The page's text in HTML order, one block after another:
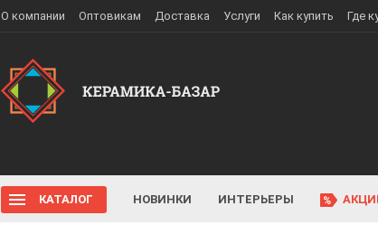
О компании Оптовикам Доставка Услуги Как купить Где
КАТАЛОГ НОВИНКИ ИНТЕРЬЕРЫ